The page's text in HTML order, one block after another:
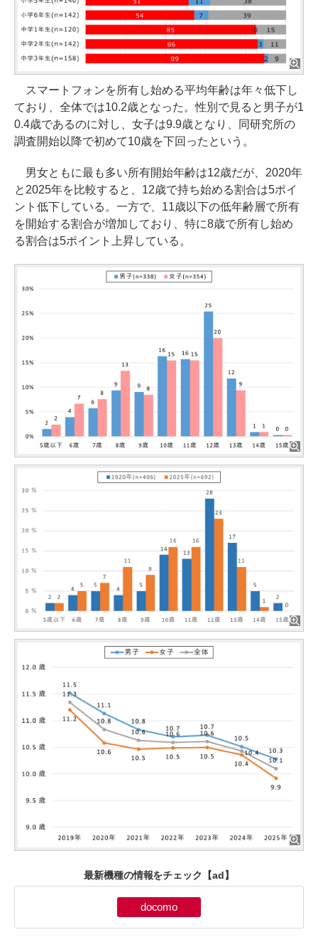
スマートフォンを所有し始める平均年齢は年々低下し
ており、全体では10.2歳となった。性別で見ると男子が1
0.4歳であるのに対し、女子は9.9歳となり、同研究所の
調査開始以降で初めて10歳を下回ったという。
男女ともに最も多い所有開始年齢は12歳だが、2020年
と2025年を比較すると、12歳で持ち始める割合は5ポイ
ント低下している。一方で、11歳以下の低年齢層で所有
を開始する割合が増加しており、特に8歳で所有し始め
る割合は5ポイント上昇している。
最新機種の情報をチェック 【ad】
docomo